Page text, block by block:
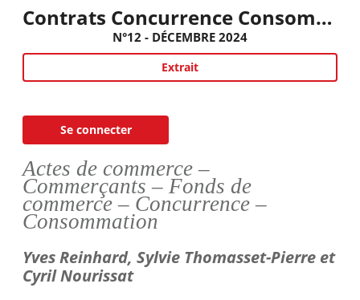
Contrats Concurrence Consommation
N°12 - DÉCEMBRE 2024
Extrait
Se connecter
Actes de commerce –
Commerçants – Fonds de
commerce – Concurrence –
Consommation
Yves Reinhard, Sylvie Thomasset-Pierre et
CyrilNourissat